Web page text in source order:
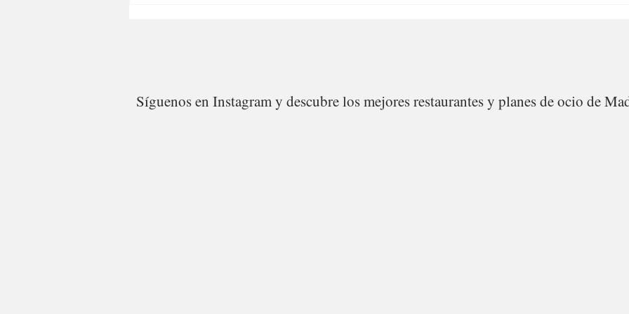
Síguenos en Instagram y descubre los mejores restaurantes y planes de ocio de